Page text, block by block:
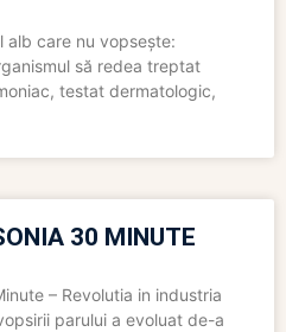
alb care nu vopsește:
să redea treptat
testat dermatologic,
30 MINUTE
– Revolutia in industria
parului a evoluat de-a